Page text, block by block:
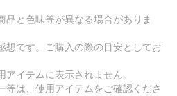
と色味等が異なる場合がありま
です。ご購入の際の目安としてお
イテムに表示されません。
は、使用アイテムをご確認くださ